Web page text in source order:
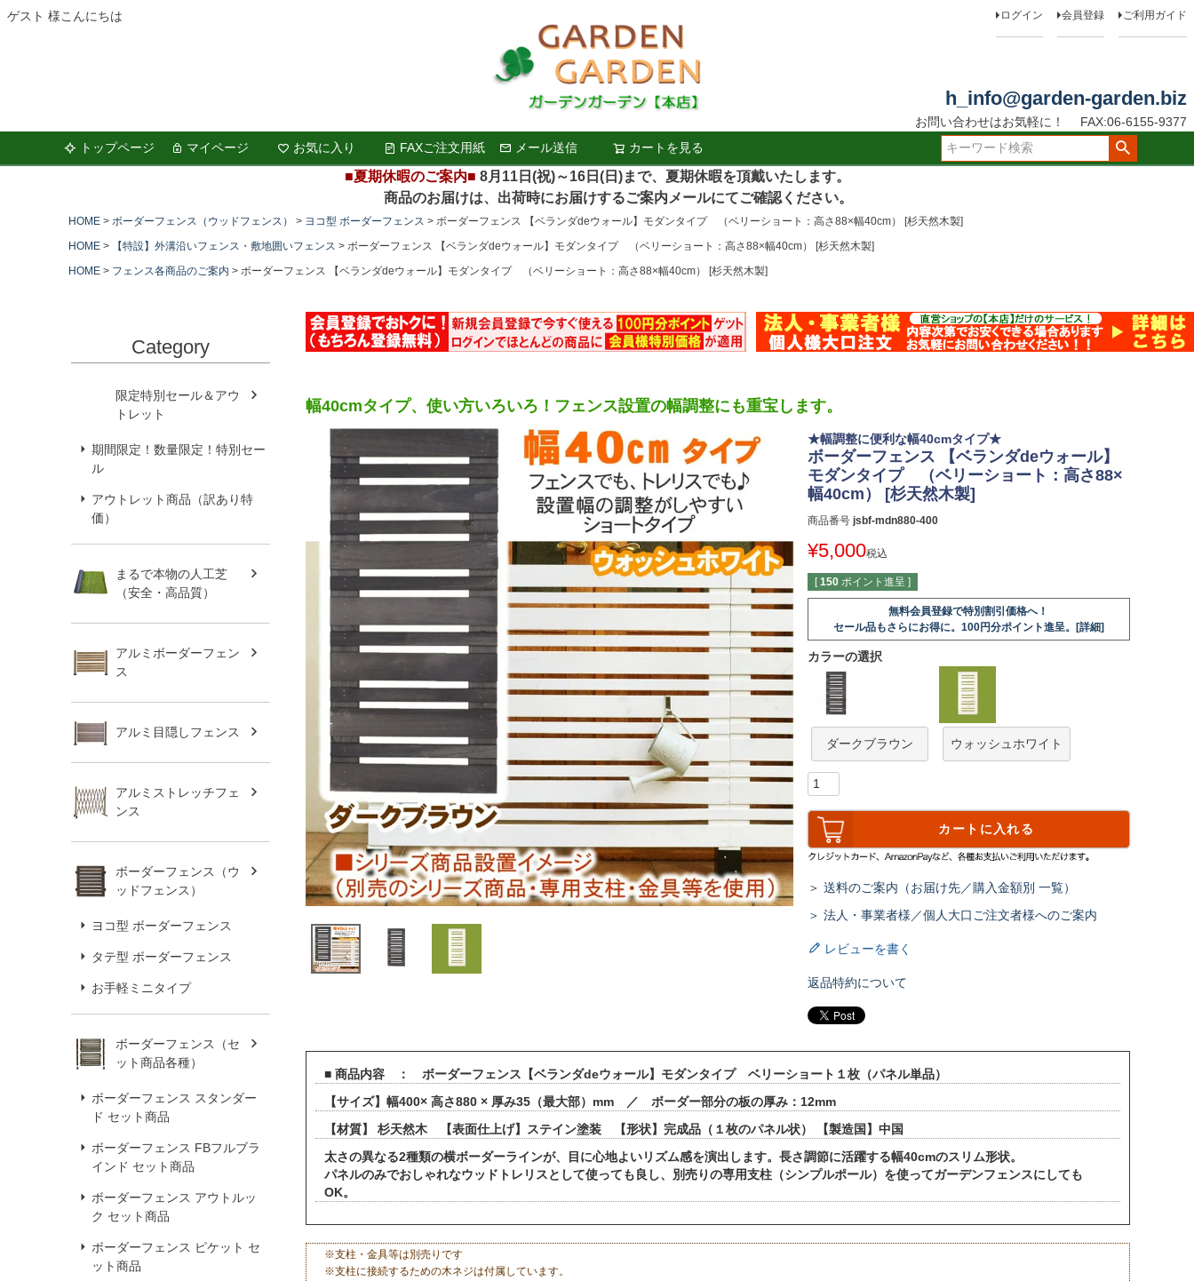
ゲスト 様こんにちは ログイン 会員登録 ご利用ガイド
h_info@garden-garden.biz
お問い合わせはお気軽に！
FAX:06-6155-9377
トップページ
マイページ お気に入り FAXご注文用紙 メール送信 カートを見る
検索
■夏期休暇のご案内■ 8月11日(祝)～16日(日)まで、夏期休暇を頂戴いたします。
商品のお届けは、出荷時にお届けするご案内メールにてご確認ください。
HOME ボーダーフェンス（ウッドフェンス） ヨコ型 ボーダーフェンス
ボーダーフェンス 【ベランダdeウォール】モダンタイプ （ベリーショート：高さ88×幅40cm） [杉天然木製]
HOME
【特設】外溝沿いフェンス・敷地囲いフェンス
ボーダーフェンス 【ベランダdeウォール】モダンタイプ （ベリーショート：高さ88×幅40cm） [杉天然木製]
HOME
フェンス各商品のご案内 ボーダーフェンス 【ベランダdeウォール】モダンタイプ （ベリーショート：高さ88×幅40cm） [杉天然木製]
Category
限定特別セール＆アウ
トレット
期間限定！数量限定！特別セー
ル
アウトレット商品（訳あり特
価）
まるで本物の人工芝
（安全・高品質）
アルミボーダーフェン
ス
アルミ目隠しフェンス
アルミストレッチフェ
ンス
ボーダーフェンス（ウ
ッドフェンス）
ヨコ型 ボーダーフェンス
タテ型 ボーダーフェンス
お手軽ミニタイプ
ボーダーフェンス（セ
ット商品各種）
ボーダーフェンス スタンダー
ド セット商品
ボーダーフェンス FBフルブラ
インド セット商品
ボーダーフェンス アウトルッ
ク セット商品
ボーダーフェンス ピケット セ
ット商品
幅40cmタイプ、使い方いろいろ！フェンス設置の幅調整にも重宝します。
★幅調整に便利な幅40cmタイプ★
ボーダーフェンス 【ベランダdeウォール】
モダンタイプ （ベリーショート：高さ88×
幅40cm） [杉天然木製]
商品番号 jsbf-mdn880-400
¥5,000税込
[ 150 ポイント進呈 ]
無料会員登録で特別割引価格へ！
セール品もさらにお得に。100円分ポイント進呈。[詳細]
カラーの選択
ダークブラウン ウォッシュホワイト
カートに入れる
＞ 送料のご案内（お届け先／購入金額別 一覧）
＞ 法人・事業者様／個人大口ご注文者様へのご案内
レビューを書く
返品特約について
■ 商品内容 ： ボーダーフェンス【ベランダdeウォール】モダンタイプ ベリーショート１枚（パネル単品）
【サイズ】幅400× 高さ880 × 厚み35（最大部）mm ／ ボーダー部分の板の厚み：12mm
【材質】 杉天然木 【表面仕上げ】ステイン塗装 【形状】完成品（１枚のパネル状） 【製造国】中国
太さの異なる2種類の横ボーダーラインが、目に心地よいリズム感を演出します。長さ調節に活躍する幅40cmのスリム形状。
パネルのみでおしゃれなウッドトレリスとして使っても良し、別売りの専用支柱（シンプルポール）を使ってガーデンフェンスにしても
OK。
※支柱・金具等は別売りです
※支柱に接続するための木ネジは付属しています。